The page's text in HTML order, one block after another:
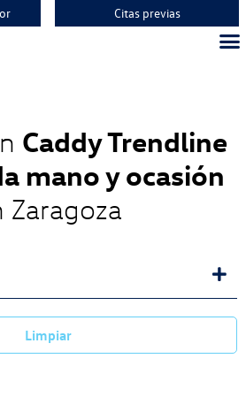
Citas previas
Caddy Trendline
mano y ocasión
Zaragoza
Limpiar